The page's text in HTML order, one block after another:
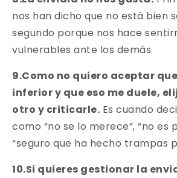
nos han dicho que no está bien
segundo porque nos hace
vulnerables ante los demás.
9.Como no quiero aceptar
inferior y que eso me duele,
otro y criticarle. Es cuando
como “no se lo merece”, “no es
“seguro que ha hecho trampas
10.Si quieres gestionar la